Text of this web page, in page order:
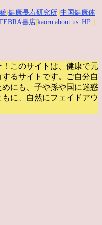
健康長寿研究所 中国健康体
書店 kaoru |about us HP
このサイトは、健康で元
るサイトです。
ご自分自
にも、子や孫や国に迷惑
に、自然にフェイドアウ